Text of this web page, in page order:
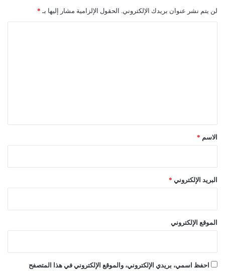
لن يتم نشر عنوان بريدك الإلكتروني. الحقول الإلزامية مشار إليها بـ *
*الاسم *
البريد الإلكتروني *
الموقع الإلكتروني
احفظ اسمي، بريدي الإلكتروني، والموقع الإلكتروني في هذا المتصفح